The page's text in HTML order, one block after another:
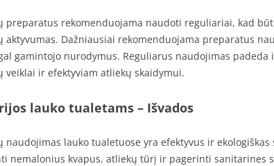
preparatus rekomenduojama naudoti reguliariai, kad
aktyvumas. Dažniausiai rekomenduojama preparatus
gamintojo nurodymus. Reguliarus naudojimas padeda
veiklai ir efektyviam atliekų skaidymui.
lauko tualetams – Išvados
naudojimas lauko tualetuose yra efektyvus ir
nemalonius kvapus, atliekų tūrį ir pagerinti sanitarines